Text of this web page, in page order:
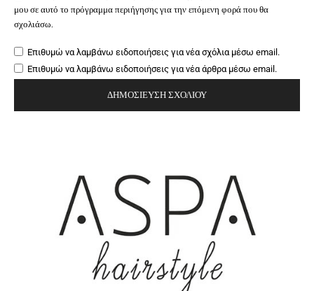
μου σε αυτό το πρόγραμμα περιήγησης για την επόμενη φορά που θα
σχολιάσω.
Επιθυμώ να λαμβάνω ειδοποιήσεις για νέα σχόλια μέσω email.
Επιθυμώ να λαμβάνω ειδοποιήσεις για νέα άρθρα μέσω email.